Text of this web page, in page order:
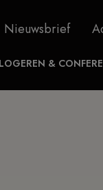
Nieuwsbrief
LOGEREN &